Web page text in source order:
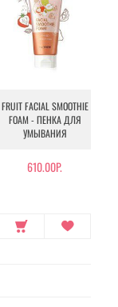
FRUIT FACIAL SMOOTHIE
FOAM - ПЕНКА ДЛЯ
УМЫВАНИЯ
610.00Р.